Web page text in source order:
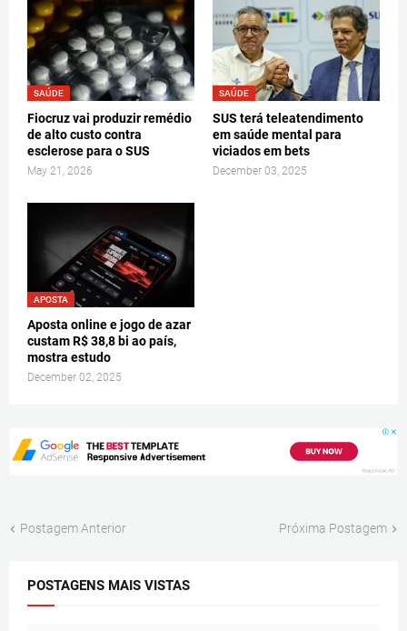
SAÚDE
Fiocruz vai produzir remédio
de alto custo contra
esclerose para o SUS
May 21, 2026
SAÚDE
SUS terá teleatendimento
em saúde mental para
viciados em bets
December 03, 2025
APOSTA
Aposta online e jogo de azar
custam R$ 38,8 bi ao país,
mostra estudo
December 02, 2025
Postagem Anterior Próxima Postagem
POSTAGENS MAIS VISTAS